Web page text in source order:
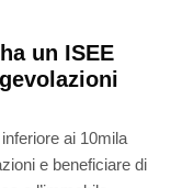
un ISEE
ai 10mila
e beneficiare di